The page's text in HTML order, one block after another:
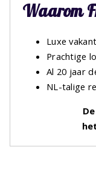
Waarom
Luxe
Prachtige
Al 20 jaar
NL-talige